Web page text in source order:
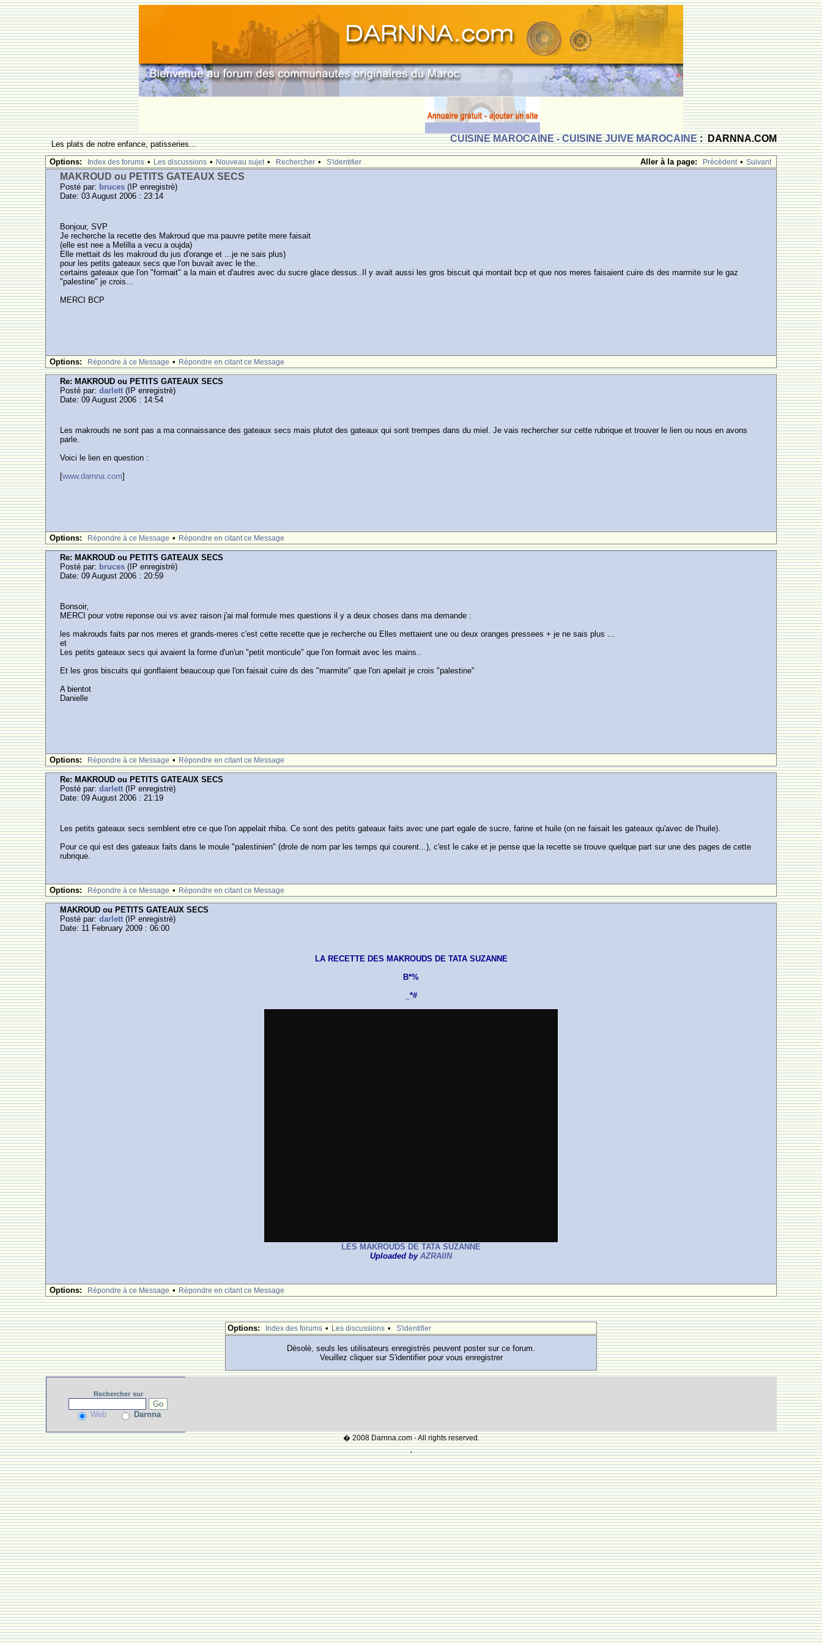
CUISINE MAROCAINE - CUISINE JUIVE MAROCAINE: DARNNA.COM
Les plats de notre enfance, patisseries...
Aller à la page:
Prècèdent • Suivant
Options: Index des forums • Les discussions • Nouveau sujet • Rechercher • S'identifier
MAKROUD ou PETITS GATEAUX SECS
Posté par: bruces (IP enregistrè)
Date: 03 August 2006 : 23:14
Bonjour, SVP
Je recherche la recette des Makroud que ma pauvre petite mere faisait
(elle est nee a Melilla a vecu a oujda)
Elle mettait ds les makroud du jus d'orange et ...je ne sais plus)
pour les petits gateaux secs que l'on buvait avec le the..
certains gateaux que l'on "formait" a la main et d'autres avec du sucre glace dessus..Il y avait aussi les gros biscuit qui montait bcp et que nos meres faisaient cuire ds des marmite sur le gaz
"palestine" je crois...
MERCI BCP
Options: Rèpondre à ce Message • Rèpondre en citant ce Message
Re: MAKROUD ou PETITS GATEAUX SECS
Posté par:darlett (IP enregistrè)
Date: 09 August 2006 : 14:54
Les makrouds ne sont pas a ma connaissance des gateaux secs mais plutot des gateaux qui sont trempes dans du miel. Je vais rechercher sur cette rubrique et trouver le lien ou nous en avons
parle.
Voici le lien en question :
[www.darnna.com]
Options: Rèpondre à ce Message • Rèpondre en citant ce Message
Re: MAKROUD ou PETITS GATEAUX SECS
Posté par: bruces (IP enregistrè)
Date: 09 August 2006 : 20:59
Bonsoir,
MERCI pour votre reponse oui vs avez raison j'ai mal formule mes questions il y a deux choses dans ma demande :
les makrouds faits par nos meres et grands-meres c'est cette recette que je recherche ou Elles mettaient une ou deux oranges pressees + je ne sais plus ...
et
Les petits gateaux secs qui avaient la forme d'un'un "petit monticule" que l'on formait avec les mains..
Et les gros biscuits qui gonflaient beaucoup que l'on faisait cuire ds des "marmite" que l'on apelait je crois "palestine"
A bientot
Danielle
Options: Rèpondre à ce Message • Rèpondre en citant ce Message
Re: MAKROUD ou PETITS GATEAUX SECS
Posté par:darlett (IP enregistrè)
Date: 09 August 2006 : 21:19
Les petits gateaux secs semblent etre ce que l'on appelait rhiba. Ce sont des petits gateaux faits avec une part egale de sucre, farine et huile (on ne faisait les gateaux qu'avec de l'huile).
Pour ce qui est des gateaux faits dans le moule "palestinien" (drole de nom par les temps qui courent...), c'est le cake et je pense que la recette se trouve quelque part sur une des pages de cette
rubrique.
Options: Rèpondre à ce Message • Rèpondre en citant ce Message
MAKROUD ou PETITS GATEAUX SECS
Posté par:darlett (IP enregistrè)
Date: 11 February 2009 : 06:00
LA RECETTE DES MAKROUDS DE TATA SUZANNE
B*%
_*#
LES MAKROUDS DE TATA SUZANNE
Uploaded by AZRAIIN
Options: Rèpondre à ce Message • Rèpondre en citant ce Message
Options: Index des forums • Les discussions • S'identifier
Dèsolè, seuls les utilisateurs enregistrès peuvent poster sur ce forum.
Veuillez cliquer sur S'identifier pour vous enregistrer
Rechercher sur
Web Darnna
� 2008 Darnna.com - All rights reserved.
'